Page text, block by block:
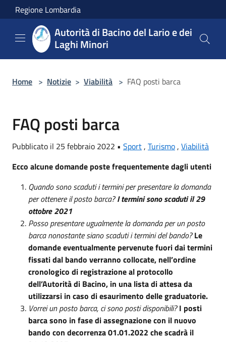
Salta al contenuto principale
Regione Lombardia
Autorità di Bacino del Lario e dei
Laghi Minori
Home > Notizie > Viabilità > FAQ posti barca
FAQ posti barca
Pubblicato il 25 febbraio 2022 • Sport, Turismo, Viabilità
Ecco alcune domande poste frequentemente dagli utenti
Quando sono scaduti i termini per presentare la domanda
per ottenere il posto barca?I termini sono scaduti il 29
ottobre 2021
Posso presentare ugualmente la domanda per un posto
barca nonostante siano scaduti i termini del bando?Le
domande eventualmente pervenute fuori dai termini
fissati dal bando verranno collocate, nell’ordine
cronologico di registrazione al protocollo
dell’Autorità di Bacino, in una lista di attesa da
utilizzarsi in caso di esaurimento delle graduatorie.
Vorrei un posto barca, ci sono posti disponibili? I posti
barca sono in fase di assegnazione con il nuovo
bando con decorrenza 01.01.2022 che scadrà il